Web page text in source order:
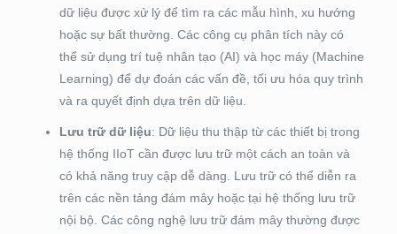
dữ liệu được xử lý để tìm ra các mẫu hình, xu hướng
hoặc sự bất thường. Các công cụ phân tích này có
thể sử dụng trí tuệ nhân tạo (AI) và học máy (Machine
Learning) để dự đoán các vấn đề, tối ưu hóa quy trình
và ra quyết định dựa trên dữ liệu.
Lưu trữ dữ liệu: Dữ liệu thu thập từ các thiết bị trong
hệ thống IIoT cần được lưu trữ một cách an toàn và
có khả năng truy cập dễ dàng. Lưu trữ có thể diễn ra
trên các nền tảng đám mây hoặc tại hệ thống lưu trữ
nội bộ. Các công nghệ lưu trữ đám mây thường được